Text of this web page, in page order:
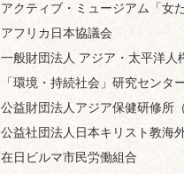
アクティブ・ミュージアム「女
アフリカ日本協議会
一般財団法人 アジア・太平洋人
「環境・持続社会」研究センタ
公益財団法人アジア保健研修所
公益社団法人日本キリスト教海
在日ビルマ市民労働組合